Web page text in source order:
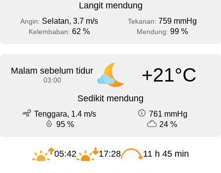
Langit mendung
Angin: Selatan, 3.7 m/s Tekanan: 759 mmHg
Kelembaban: 62 % Mendung: 99 %
Malam sebelum tidur
03:00 +21°C
Sedikit mendung
Tenggara, 1.4 m/s
761 mmHg
95 %
24 %
05:42 17:28 11 h 45 min